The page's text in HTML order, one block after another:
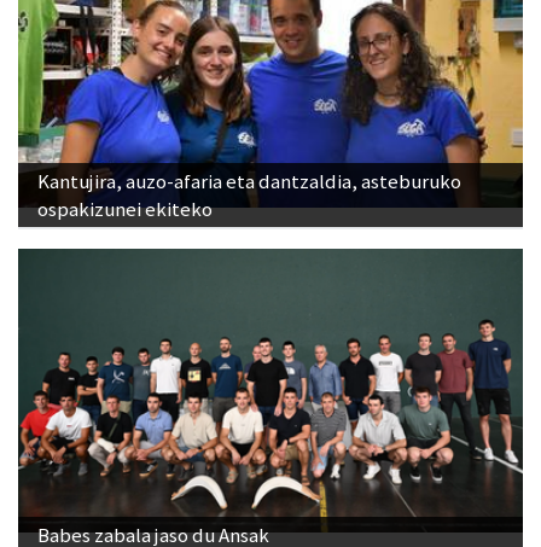
Kantujira, auzo-afaria eta dantzaldia, asteburuko
ospakizunei ekiteko
Babes zabala jaso du Ansak